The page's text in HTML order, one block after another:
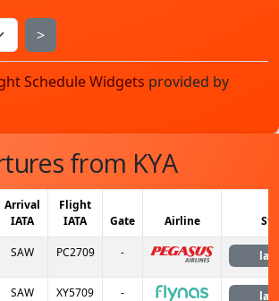
>
Schedule Widgets provided by
from KYA
Arrival
IATA
Flight
IATA
Gate Airline
SAW PC2709 -
SAW XY5709 -